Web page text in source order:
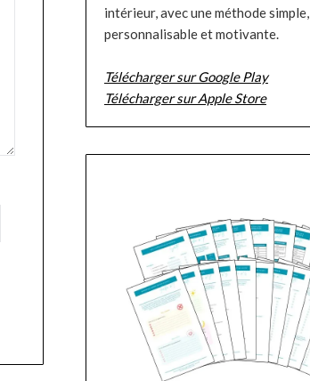
intérieur, avec une méthode simple,
personnalisable et motivante.
Télécharger sur Google Play
Télécharger sur Apple Store